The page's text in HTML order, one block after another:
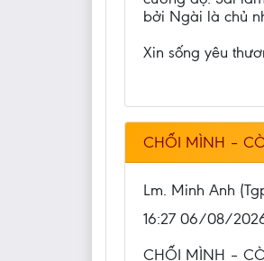
bởi Ngài là chủ
Xin sống yêu
CHỐI MÌNH –
Lm. Minh Anh
16:27 06/08/
CHỐI MÌNH –